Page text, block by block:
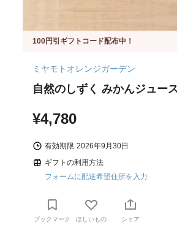
100円引ギフトコード配布中！
ミヤモトオレンジガーデン
自然のしずく みかんジュー
¥4,780
有効期限 2026年9月30日
ギフトの利用方法
フォームに配送希望住所を入力
ブックマーク ほしいもの シェア